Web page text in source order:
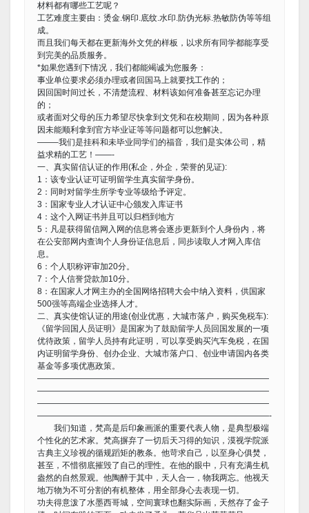
材料都有哪些工艺呢？
工艺难度主要由：烫金.钢印.底纹.水印.防伪光标.热敏防伪等等组
成。
而且我们每天都在更新海外文凭的样板，以求所有同学都能享受
到完美的品质服务。
*如果您遇到下情况，我们都能竭诚为您服务：
事业单位要求必须办理或者回国马上就要找工作的；
因回国时间过长，不清楚流程、材料该如何准备甚至忘记办理
的；
或者面对父母的压力希望尽快拿到文凭和在校期间，因为各种原
因未能顺利拿到官方毕业证等等问题都可以您解决。
——–我们是挂科和未毕业同学们的福音，我们是实体公司，精
益求精的工艺！——-
一、真实留信认证的作用(私企，外企，荣誉的见证):
1：该专业认证可证明留学生真实留学身份。
2：同时对留学生所学专业等级给予评定。
3：国家专业人才认证中心颁发入库证书
4：这个入网证书并且可以归档到地方
5：凡是获得留信网入网的信息将会逐步更新到个人身份内，将
在公安部网内查询个人身份证信息后，同步读取人才网入库信
息。
6：个人职称评审加20分。
7：个人信誉贷款加10分。
8：在国家人才网主办的全国网络招聘大会中纳入资料，供国家
500强等高端企业选择人才。
二、真实使馆认证的用途(创业优惠，大城市落户，购买免税车):
《留学回国人员证明》是国家为了鼓励留学人员回国发展的一项
优待政策，留学人员持有此证明，可以享受购买汽车免税，在国
内证明留学身份、创办企业、大城市落户口、创业申请国内各类
基金等多项优惠政策。
————————————————————————————
————————————————————————————
————————————————————————————
————————————————————————————-
我们知道，梵高是后印象画派的重要代表人物，是典型极端
个性化的艺术家。梵高摒弃了一切后天习得的知识，漠视学院派
古典主义珍视的循规蹈矩的教条。他苛求自己，以至身心俱焚，
甚至，不惜彻底摧毁了自己的理性。在他的眼中，只有充满生机
盎然的自然景观。他陶醉于其中，天人合一，物我两忘。他视天
地万物为不可分割的有机整体，用全部身心去表现一切。
功夫得意泼了水墨西哥城，空间寰球也翻实际画，天然存了金子